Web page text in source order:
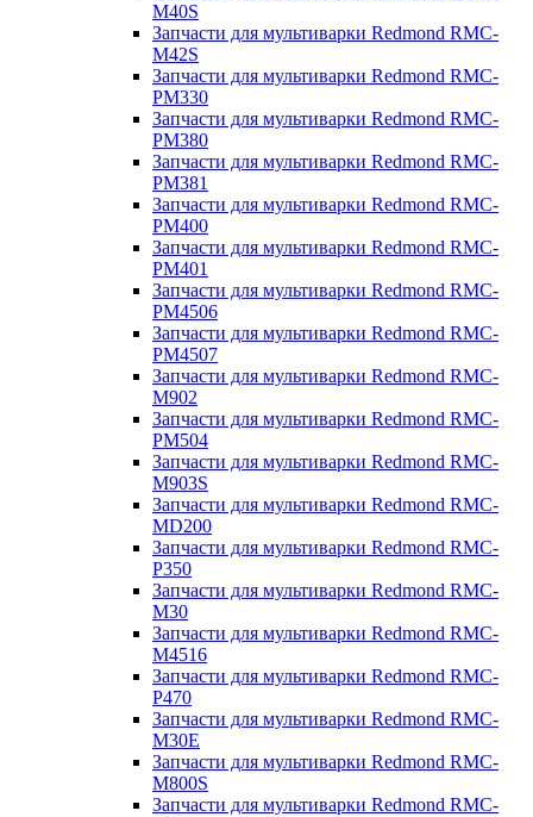
M40S
Запчасти для мультиварки Redmond RMC-
M42S
Запчасти для мультиварки Redmond RMC-
PM330
Запчасти для мультиварки Redmond RMC-
PM380
Запчасти для мультиварки Redmond RMC-
PM381
Запчасти для мультиварки Redmond RMC-
PM400
Запчасти для мультиварки Redmond RMC-
PM401
Запчасти для мультиварки Redmond RMC-
PM4506
Запчасти для мультиварки Redmond RMC-
PM4507
Запчасти для мультиварки Redmond RMC-
M902
Запчасти для мультиварки Redmond RMC-
PM504
Запчасти для мультиварки Redmond RMC-
M903S
Запчасти для мультиварки Redmond RMC-
MD200
Запчасти для мультиварки Redmond RMC-
P350
Запчасти для мультиварки Redmond RMC-
M30
Запчасти для мультиварки Redmond RMC-
M4516
Запчасти для мультиварки Redmond RMC-
P470
Запчасти для мультиварки Redmond RMC-
M30E
Запчасти для мультиварки Redmond RMC-
M800S
Запчасти для мультиварки Redmond RMC-